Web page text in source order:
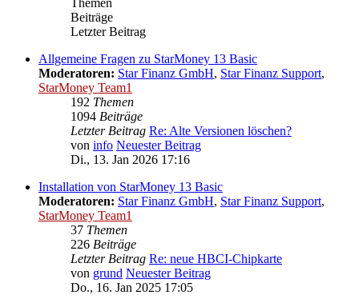
Themen
Beiträge
Letzter Beitrag
Allgemeine Fragen zu StarMoney 13 Basic
Moderatoren: Star Finanz GmbH, Star Finanz Support,
StarMoney Team1
192 Themen
1094 Beiträge
Letzter Beitrag Re: Alte Versionen löschen?
von info Neuester Beitrag
Di., 13. Jan 2026 17:16
Installation von StarMoney 13 Basic
Moderatoren: Star Finanz GmbH, Star Finanz Support,
StarMoney Team1
37 Themen
226 Beiträge
Letzter Beitrag Re: neue HBCI-Chipkarte
von grund Neuester Beitrag
Do., 16. Jan 2025 17:05